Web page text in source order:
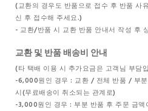
(교환의 경우도 반품으로 접수 후 반품 사
신 후 접수해 주세요.)
- 교환/반품 시 교환 반품 안내서 작성 후
교환 및 반품 배송비 안내
(타 택배 이용 시 추가요금은 고객님 부담
-6,000원인 경우 : 교환 / 전체 반품 / 부
시(무료배송이 취소되는 관계로)
-3,000원인 경우 : 부분 반품 후 주문 금